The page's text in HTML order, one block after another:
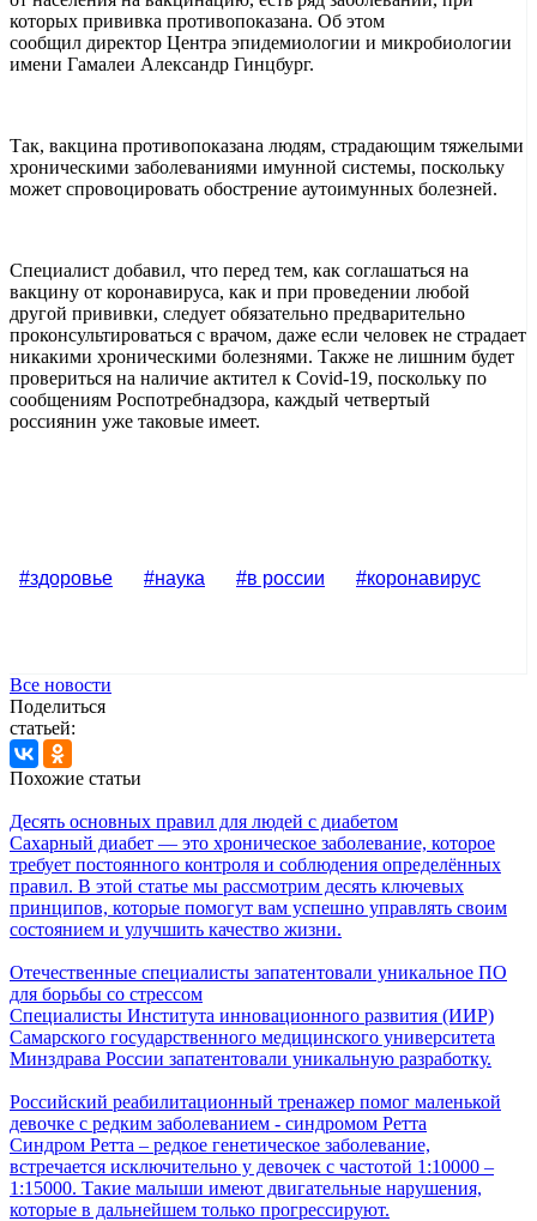
которых прививка противопоказана. Об этом
сообщил директор Центра эпидемиологии и микробиологии
имени Гамалеи Александр Гинцбург.
Так, вакцина противопоказана людям, страдающим тяжелыми
хроническими заболеваниями имунной системы, поскольку
может спровоцировать обострение аутоимунных болезней.
Специалист добавил, что перед тем, как соглашаться на
вакцину от коронавируса, как и при проведении любой
другой прививки, следует обязательно предварительно
проконсультироваться с врачом, даже если человек не страдает
никакими хроническими болезнями. Также не лишним будет
провериться на наличие актител к Covid-19, поскольку по
сообщениям Роспотребнадзора, каждый четвертый
россиянин уже таковые имеет.
#здоровье #наука #в россии #коронавирус
Все новости
Поделиться
статьей:
Похожие статьи
Десять основных правил для людей с диабетом
Сахарный диабет — это хроническое заболевание, которое
требует постоянного контроля и соблюдения определённых
правил. В этой статье мы рассмотрим десять ключевых
принципов, которые помогут вам успешно управлять своим
состоянием и улучшить качество жизни.
Отечественные специалисты запатентовали уникальное ПО
для борьбы со стрессом
Специалисты Института инновационного развития (ИИР)
Самарского государственного медицинского университета
Минздрава России запатентовали уникальную разработку.
Российский реабилитационный тренажер помог маленькой
девочке с редким заболеванием - синдромом Ретта
Синдром Ретта – редкое генетическое заболевание,
встречается исключительно у девочек с частотой 1:10000 –
1:15000. Такие малыши имеют двигательные нарушения,
которые в дальнейшем только прогрессируют.